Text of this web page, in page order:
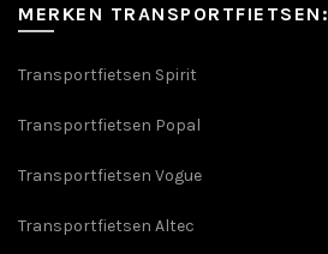
MERKEN TRANSPORTFIETSEN:
Transportfietsen Spirit
Transportfietsen Popal
Transportfietsen Vogue
Transportfietsen Altec